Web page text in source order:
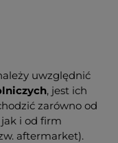
uwzględnić
, jest ich
zarówno od
i od firm
aftermarket).